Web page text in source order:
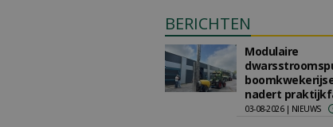
BERICHTEN
Modulaire
nadert
03-08-2026 | NIEUWS